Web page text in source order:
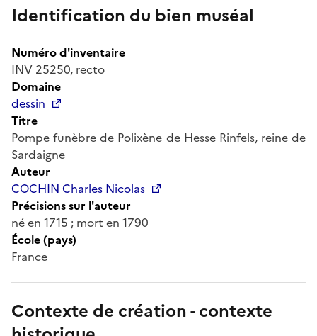
Identification du bien muséal
Numéro d'inventaire
INV 25250, recto
Domaine
dessin
Titre
Pompe funèbre de Polixène de Hesse Rinfels, reine de
Sardaigne
Auteur
COCHIN Charles Nicolas
Précisions sur l'auteur
né en 1715 ; mort en 1790
École (pays)
France
Contexte de création - contexte